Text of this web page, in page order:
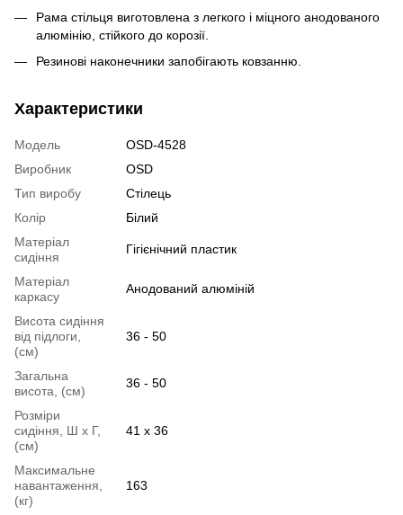
Рама стільця виготовлена з легкого і міцного анодованого
алюмінію, стійкого до корозії.
Резинові наконечники запобігають ковзанню.
Характеристики
Модель
OSD-4528
Виробник
OSD
Тип виробу
Стілець
Колір
Білий
Матеріал
сидіння
Гігієнічний пластик
Матеріал
каркасу
Анодований алюміній
Висота сидіння
від підлоги,
(см)
36 - 50
Загальна
висота, (см)
36 - 50
Розміри
сидіння, Ш х Г,
(см)
41 х 36
Максимальне
навантаження,
(кг)
163